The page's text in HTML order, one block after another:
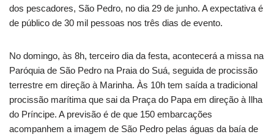
dos pescadores, São Pedro, no dia 29 de junho. A expectativa é
de público de 30 mil pessoas nos três dias de evento.
No domingo, às 8h, terceiro dia da festa, acontecerá a missa na
Paróquia de São Pedro na Praia do Suá, seguida de procissão
terrestre em direção à Marinha. Às 10h tem saída a tradicional
procissão marítima que sai da Praça do Papa em direção à Ilha
do Príncipe. A previsão é de que 150 embarcações
acompanhem a imagem de São Pedro pelas águas da baía de